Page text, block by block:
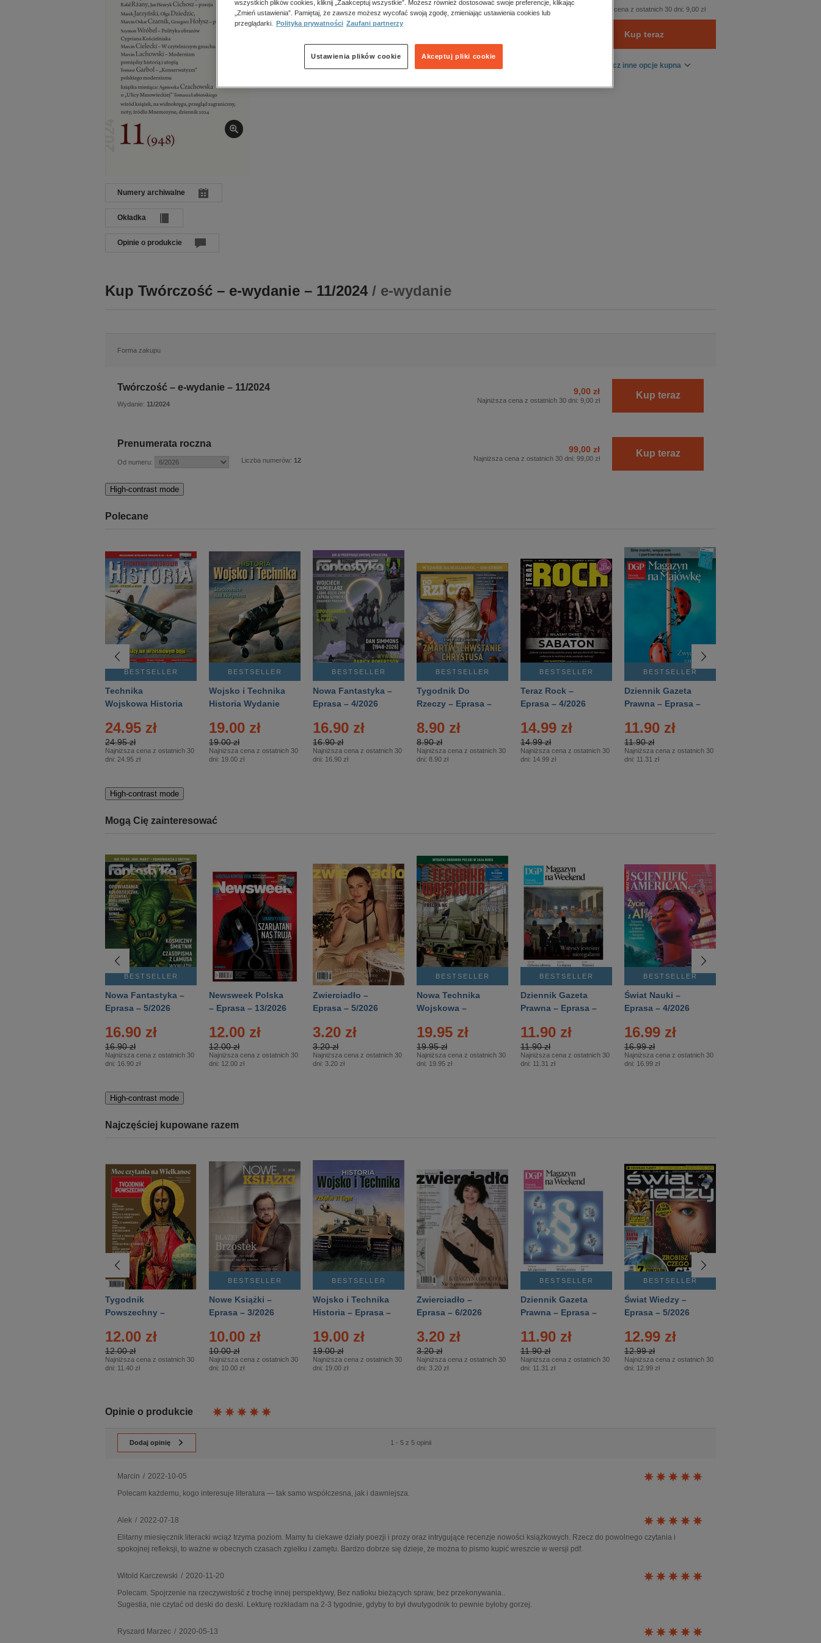
Numery archiwalne
Okładka
Opinie o produkcie
Data wydania:15.11.2024
Język publikacji:polski
0041-4727
Oceń produkt
Najniższa cena z ostatnich 30 dni: 9,00 zł
Kup teraz
Zobacz inne opcje kupna
Kup Twórczość – e-wydanie – 11/2024 / e-wydanie
Forma zakupu
Twórczość – e-wydanie – 11/2024
Wydanie: 11/2024
9,00 zł
Najniższa cena z ostatnich 30 dni: 9,00 zł Kup teraz
Prenumerata roczna
Od numeru: Liczba numerów: 12
99,00 zł
Najniższa cena z ostatnich 30 dni: 99,00 zł Kup teraz
High-contrast mode
Polecane
BESTSELLER
Technika
Wojskowa Historia
24.95 zł
24.95 zł
Najniższa cena z ostatnich 30
dni: 24.95 zł
BESTSELLER
Wojsko i Technika
Historia Wydanie
– 2/2026
19.00 zł
19.00 zł
Najniższa cena z ostatnich 30
dni: 19.00 zł
BESTSELLER
Nowa Fantastyka –
Eprasa – 4/2026
16.90 zł
16.90 zł
Najniższa cena z ostatnich 30
dni: 16.90 zł
BESTSELLER
Tygodnik Do
Rzeczy – Eprasa –
8.90 zł
8.90 zł
Najniższa cena z ostatnich 30
dni: 8.90 zł
BESTSELLER
Teraz Rock –
Eprasa – 4/2026
14.99 zł
14.99 zł
Najniższa cena z ostatnich 30
dni: 14.99 zł
BESTSELLER
Dziennik Gazeta
Prawna – Eprasa –
11.90 zł
11.90 zł
Najniższa cena z ostatnich 30
dni: 11.31 zł
High-contrast mode
Mogą Cię zainteresować
BESTSELLER
Nowa Fantastyka –
Eprasa – 5/2026
16.90 zł
16.90 zł
Najniższa cena z ostatnich 30
dni: 16.90 zł
Newsweek Polska
– Eprasa – 13/2026
12.00 zł
12.00 zł
Najniższa cena z ostatnich 30
dni: 12.00 zł
Zwierciadło –
Eprasa – 5/2026
3.20 zł
3.20 zł
Najniższa cena z ostatnich 30
dni: 3.20 zł
BESTSELLER
Nowa Technika
Wojskowa –
19.95 zł
19.95 zł
Najniższa cena z ostatnich 30
dni: 19.95 zł
BESTSELLER
Dziennik Gazeta
Prawna – Eprasa –
11.90 zł
11.90 zł
Najniższa cena z ostatnich 30
dni: 11.31 zł
BESTSELLER
Świat Nauki –
Eprasa – 4/2026
16.99 zł
16.99 zł
Najniższa cena z ostatnich 30
dni: 16.99 zł
High-contrast mode
Najczęściej kupowane razem
Tygodnik
Powszechny –
12.00 zł
12.00 zł
Najniższa cena z ostatnich 30
dni: 11.40 zł
BESTSELLER
Nowe Książki –
Eprasa – 3/2026
10.00 zł
10.00 zł
Najniższa cena z ostatnich 30
dni: 10.00 zł
BESTSELLER
Wojsko i Technika
Historia – Eprasa –
19.00 zł
19.00 zł
Najniższa cena z ostatnich 30
dni: 19.00 zł
Zwierciadło –
Eprasa – 6/2026
3.20 zł
3.20 zł
Najniższa cena z ostatnich 30
dni: 3.20 zł
BESTSELLER
Dziennik Gazeta
Prawna – Eprasa –
11.90 zł
11.90 zł
Najniższa cena z ostatnich 30
dni: 11.31 zł
BESTSELLER
Świat Wiedzy –
Eprasa – 5/2026
12.99 zł
12.99 zł
Najniższa cena z ostatnich 30
dni: 12.99 zł
Opinie o produkcie
Dodaj opinię 1 - 5 z 5 opinii
Marcin / 2022-10-05
Polecam każdemu, kogo interesuje literatura — tak samo współczesna, jak i dawniejsza.
Alek / 2022-07-18
Elitarny miesięcznik literacki wciąż trzyma poziom. Mamy tu ciekawe działy poezji i prozy oraz intrygujące recenzje nowości książkowych. Rzecz do powolnego czytania i
spokojnej refleksji, to ważne w obecnych czasach zgiełku i zamętu. Bardzo dobrze się dzieje, że można to pismo kupić wreszcie w wersji pdf.
Witold Karczewski / 2020-11-20
Polecam. Spojrzenie na rzeczywistość z trochę innej perspektywy, Bez natłoku bieżących spraw, bez przekonywania..
Sugestia, nie czytać od deski do deski. Lekturę rozkładam na 2-3 tygodnie, gdyby to był dwutygodnik to pewnie byłoby gorzej.
Ryszard Marzec / 2020-05-13
wszystkich plików cookies, kliknij „Zaakceptuj wszystkie”. Możesz również dostosować swoje preferencje, klikając
„Zmień ustawienia”. Pamiętaj, że zawsze możesz wycofać swoją zgodę, zmieniając ustawienia cookies lub
przeglądarki.
Polityka prywatności Zaufani partnerzy
Akceptuj pliki cookie
Ustawienia plików cookie